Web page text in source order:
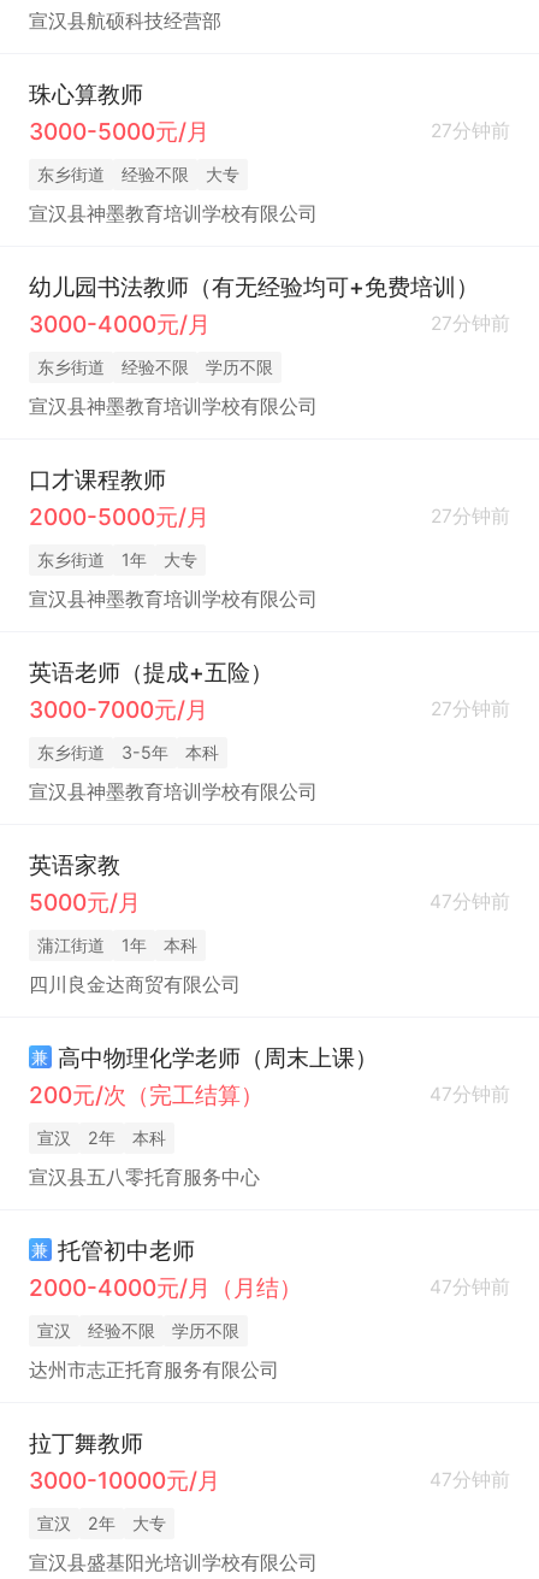
宣汉县航硕科技经营部
珠心算教师
3000-5000元/月
27分钟前
东乡街道 经验不限 大专
宣汉县神墨教育培训学校有限公司
幼儿园书法教师（有无经验均可+免费培训）
3000-4000元/月
27分钟前
东乡街道 经验不限 学历不限
宣汉县神墨教育培训学校有限公司
口才课程教师
2000-5000元/月
27分钟前
东乡街道 1年 大专
宣汉县神墨教育培训学校有限公司
英语老师（提成+五险）
3000-7000元/月
27分钟前
东乡街道 3-5年 本科
宣汉县神墨教育培训学校有限公司
英语家教
5000元/月
47分钟前
蒲江街道 1年 本科
四川良金达商贸有限公司
兼 高中物理化学老师（周末上课）
200元/次（完工结算）
47分钟前
宣汉 2年 本科
宣汉县五八零托育服务中心
兼 托管初中老师
2000-4000元/月（月结）
47分钟前
宣汉 经验不限 学历不限
达州市志正托育服务有限公司
拉丁舞教师
3000-10000元/月
47分钟前
宣汉 2年 大专
宣汉县盛基阳光培训学校有限公司